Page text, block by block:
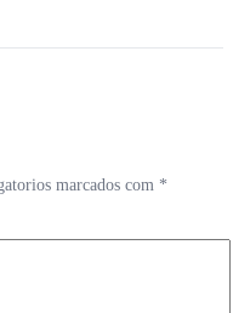
marcados com *